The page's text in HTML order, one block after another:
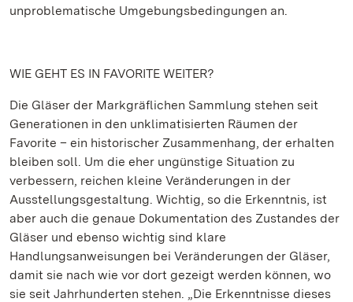
unproblematische Umgebungsbedingungen an.
WIE GEHT ES IN FAVORITE WEITER?
Die Gläser der Markgräflichen Sammlung stehen seit
Generationen in den unklimatisierten Räumen der
Favorite – ein historischer Zusammenhang, der erhalten
bleiben soll. Um die eher ungünstige Situation zu
verbessern, reichen kleine Veränderungen in der
Ausstellungsgestaltung. Wichtig, so die Erkenntnis, ist
aber auch die genaue Dokumentation des Zustandes der
Gläser und ebenso wichtig sind klare
Handlungsanweisungen bei Veränderungen der Gläser,
damit sie nach wie vor dort gezeigt werden können, wo
sie seit Jahrhunderten stehen. „Die Erkenntnisse dieses